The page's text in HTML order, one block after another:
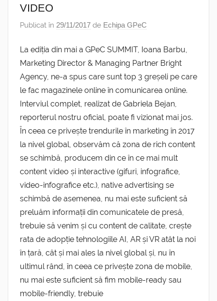
VIDEO
Publicat în 29/11/2017 de Echipa GPeC
La ediția din mai a GPeC SUMMIT, Ioana Barbu,
Marketing Director & Managing Partner Bright
Agency, ne-a spus care sunt top 3 greșeli pe care
le fac magazinele online în comunicarea online.
Interviul complet, realizat de Gabriela Bejan,
reporterul nostru oficial, poate fi vizionat mai jos.
În ceea ce privește trendurile în marketing în 2017
la nivel global, observăm că zona de rich content
se schimbă, producem din ce în ce mai mult
content video și interactive (gifuri, infografice,
video-infografice etc.), native advertising se
schimbă de asemenea, nu mai este suficient să
preluăm informații din comunicatele de presă,
trebuie să venim și cu content de calitate, crește
rata de adopție tehnologiile AI, AR și VR atât la noi
în țară, cât și mai ales la nivel global și, nu în
ultimul rând, în ceea ce privește zona de mobile,
nu mai este suficient să fim mobile-ready sau
mobile-friendly, trebuie